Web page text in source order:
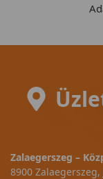
Zalaegerszeg –
8900